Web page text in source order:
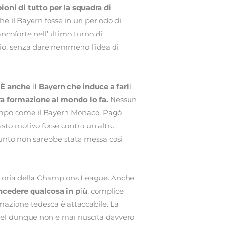
di tutto per la squadra di
il Bayern fosse in un periodo di
nell’ultimo turno di
senza dare nemmeno l’idea di
È anche il Bayern che induce a farli
formazione al mondo lo fa. Nessun
come il Bayern Monaco. Pagò
motivo forse contro un altro
non sarebbe stata messa così
della Champions League. Anche
qualcosa in più, complice
tedesca è attaccabile. La
dunque non è mai riuscita davvero